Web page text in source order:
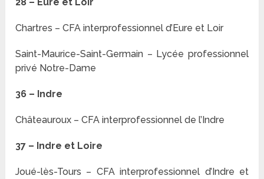
Chartres – CFA interprofessionnel d’Eure et Loir
Saint-Maurice-Saint-Germain – Lycée professionnel
privé Notre-Dame
36 – Indre
Châteauroux – CFA interprofessionnel de l’Indre
37 – Indre et Loire
Joué-lès-Tours – CFA interprofessionnel d’Indre et